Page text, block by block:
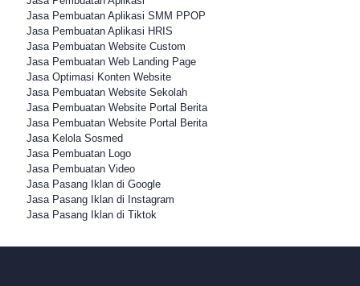
Jasa Pembuatan Aplikasi SMM PPOP
Jasa Pembuatan Aplikasi HRIS
Jasa Pembuatan Website Custom
Jasa Pembuatan Web Landing Page
Jasa Optimasi Konten Website
Jasa Pembuatan Website Sekolah
Jasa Pembuatan Website Portal Berita
Jasa Pembuatan Website Portal Berita
Jasa Kelola Sosmed
Jasa Pembuatan Logo
Jasa Pembuatan Video
Jasa Pasang Iklan di Google
Jasa Pasang Iklan di Instagram
Jasa Pasang Iklan di Tiktok